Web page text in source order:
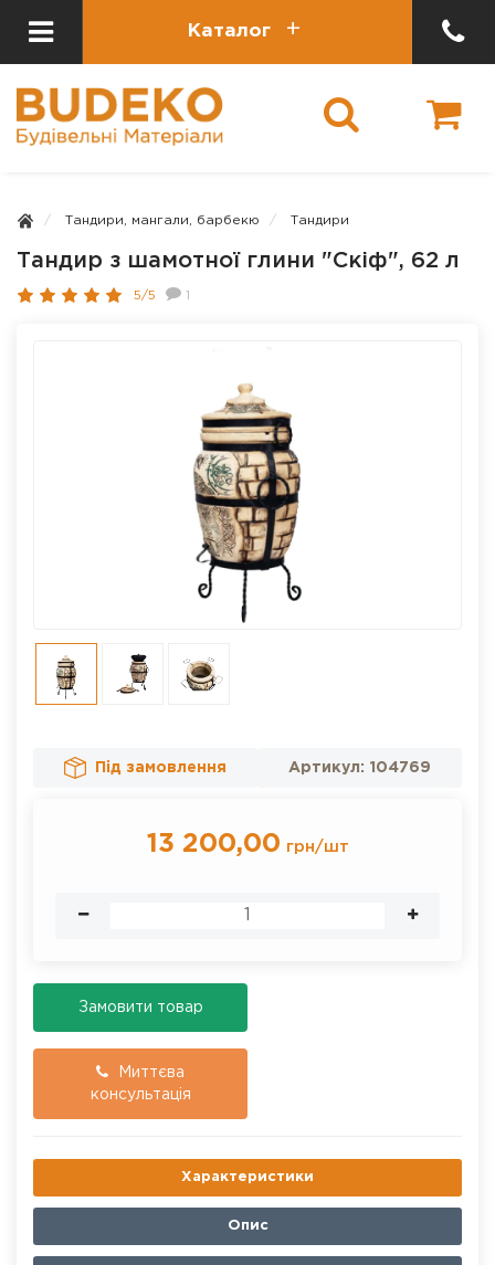
Каталог
Тандири, мангали, барбекю Тандири
Тандир з шамотної глини "Скіф", 62 л
5/5 1
Під замовлення Артикул: 104769
13 200,00 грн/шт
Замовити товар
Миттєва
консультація
Характеристики
Опис